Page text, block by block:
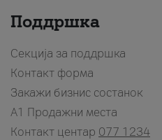
Поддршка
Секција за поддршка
Контакт форма
Закажи бизнис состанок
A1 Продажни места
Контакт центар 077 1234